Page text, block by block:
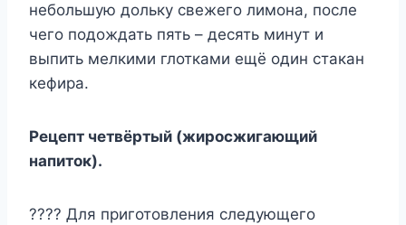
небольшую дольку свежего лимона, после
чего подождать пять – десять минут и
выпить мелкими глотками ещё один стакан
кефира.
Рецепт четвёртый (жиросжигающий
напиток).
???? Для приготовления следующего